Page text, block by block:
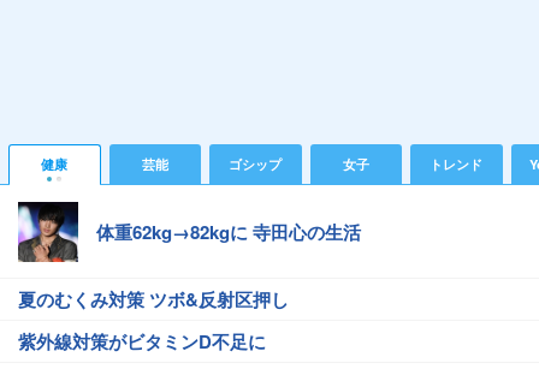
健康 芸能 ゴシップ 女子 トレンド
体重62kg→82kgに 寺田心の生活
夏のむくみ対策 ツボ&反射区押し
紫外線対策がビタミンD不足に